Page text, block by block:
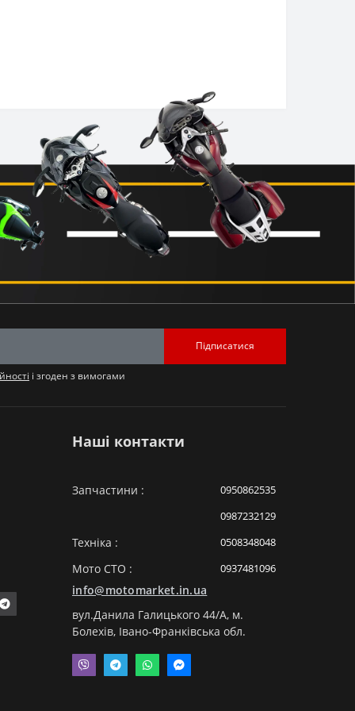
Підписатися
і згоден з вимогами
Наші контакти
Запчастини :
0950862535
0987232129
Техніка : 0508348048
Мото СТО : 0937481096
info@motomarket.in.ua
вул.Данила Галицького 44/A, м.
Болехів, Івано-Франківська обл.